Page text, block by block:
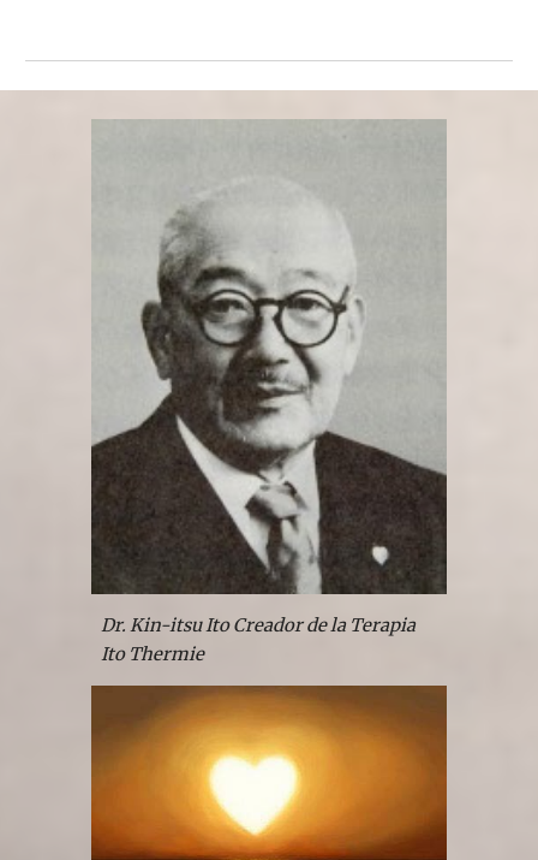
Dr. Kin-itsu Ito Creador de la Terapia
Ito Thermie